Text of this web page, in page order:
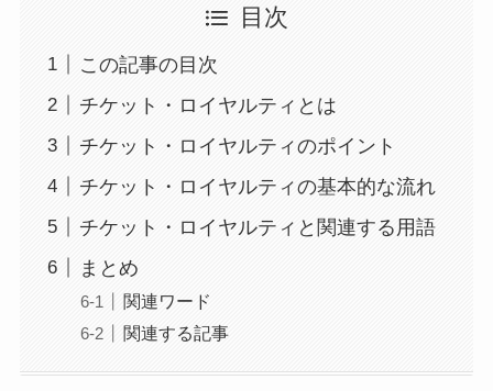
目次
この記事の目次
チケット・ロイヤルティとは
チケット・ロイヤルティのポイント
チケット・ロイヤルティの基本的な流れ
チケット・ロイヤルティと関連する用語
まとめ
関連ワード
関連する記事